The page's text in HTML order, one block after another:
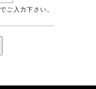
ご入力下さい。